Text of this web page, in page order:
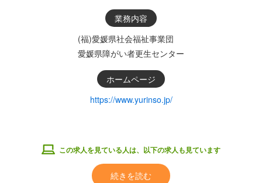
業務内容
(福)愛媛県社会福祉事業団
愛媛県障がい者更生センター
ホームページ
https://www.yurinso.jp/
この求人を見ている人は、以下の求人も見ています
続きを読む